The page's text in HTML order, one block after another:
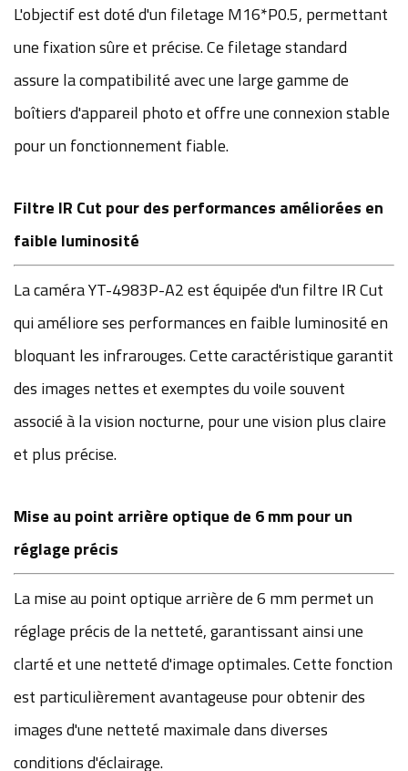
L'objectif est doté d'un filetage M16*P0.5, permettant
une fixation sûre et précise. Ce filetage standard
assure la compatibilité avec une large gamme de
boîtiers d'appareil photo et offre une connexion stable
pour un fonctionnement fiable.
Filtre IR Cut pour des performances améliorées en
faible luminosité
La caméra YT-4983P-A2 est équipée d'un filtre IR Cut
qui améliore ses performances en faible luminosité en
bloquant les infrarouges. Cette caractéristique garantit
des images nettes et exemptes du voile souvent
associé à la vision nocturne, pour une vision plus claire
et plus précise.
Mise au point arrière optique de 6 mm pour un
réglage précis
La mise au point optique arrière de 6 mm permet un
réglage précis de la netteté, garantissant ainsi une
clarté et une netteté d'image optimales. Cette fonction
est particulièrement avantageuse pour obtenir des
images d'une netteté maximale dans diverses
conditions d'éclairage.